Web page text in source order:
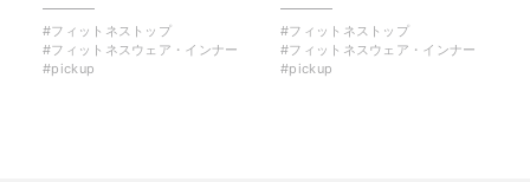
#フィットネストップ
#フィットネスウェア・インナー
#pickup
#フィットネストップ
#フィットネスウェア・インナー
#pickup